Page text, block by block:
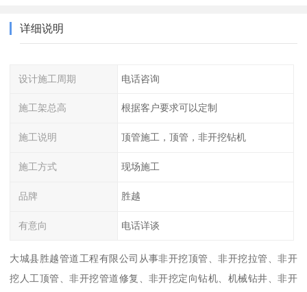
详细说明
设计施工周期 电话咨询
施工架总高 根据客户要求可以定制
施工说明 顶管施工，顶管，非开挖钻机
施工方式 现场施工
品牌 胜越
有意向 电话详谈
大城县胜越管道工程有限公司从事非开挖顶管、非开挖拉管、非开
挖人工顶管、非开挖管道修复、非开挖定向钻机、机械钻井、非开